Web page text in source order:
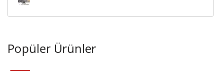
Popüler Ürünler